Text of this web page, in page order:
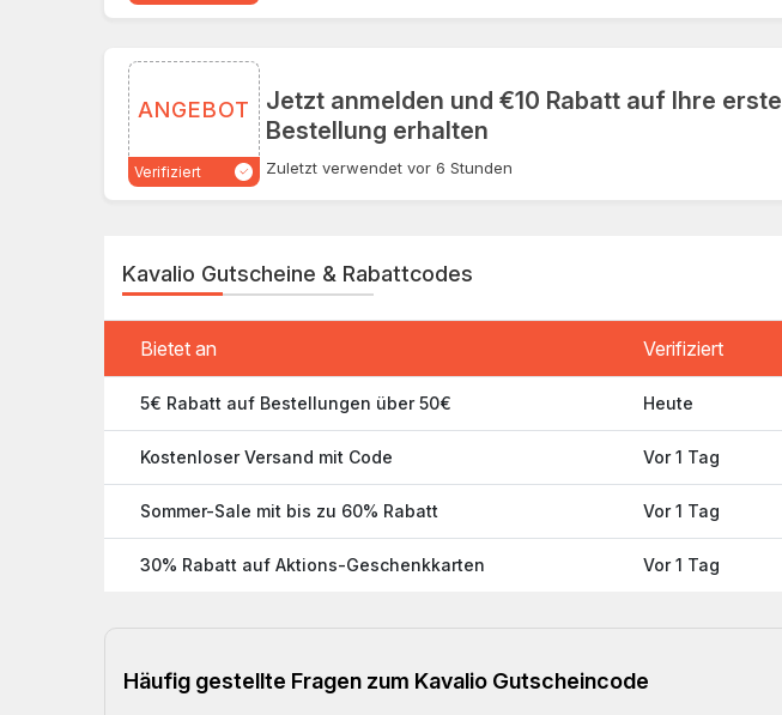
ANGEBOT
Verifiziert
Jetzt anmelden und €10 Rabatt auf Ihre erste
Bestellung erhalten
Zuletzt verwendet vor 6 Stunden
Kavalio Gutscheine & Rabattcodes
Bietet an Verifiziert
5€ Rabatt auf Bestellungen über 50€ Heute
Kostenloser Versand mit Code Vor 1 Tag
Sommer-Sale mit bis zu 60% Rabatt Vor 1 Tag
30% Rabatt auf Aktions-Geschenkkarten Vor 1 Tag
Häufig gestellte Fragen zum Kavalio Gutscheincode